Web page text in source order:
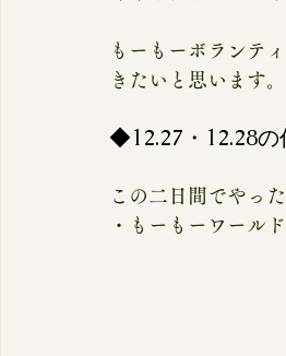
もーもーボランテ
きたいと思います。
◆12.27・12.28の
この二日間でやっ
・もーもーワール